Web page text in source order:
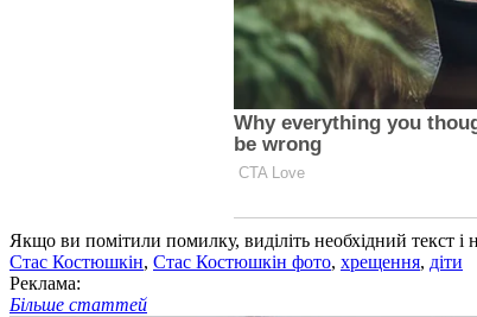
Якщо ви помітили помилку, виділіть необхідний текст
Стас Костюшкін, Стас Костюшкін фото, хрещення, діти
Реклама:
Більше статтей